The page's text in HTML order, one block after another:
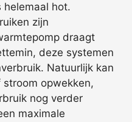
helemaal hot.
zijn
draagt
deze systemen
Natuurlijk kan
opwekken,
nog verder
maximale